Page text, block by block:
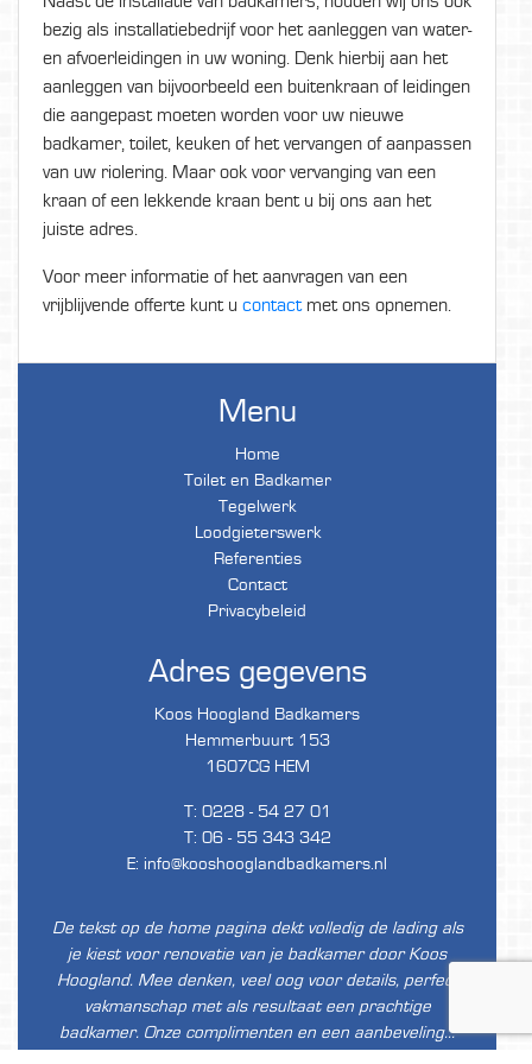
bezig als installatiebedrijf voor het aanleggen van water-
en afvoerleidingen in uw woning. Denk hierbij aan het
aanleggen van bijvoorbeeld een buitenkraan of leidingen
die aangepast moeten worden voor uw nieuwe
badkamer, toilet, keuken of het vervangen of aanpassen
van uw riolering. Maar ook voor vervanging van een
kraan of een lekkende kraan bent u bij ons aan het
juiste adres.
Voor meer informatie of het aanvragen van een
vrijblijvende offerte kunt u contactmet ons opnemen.
Menu
Home
Toilet en Badkamer
Tegelwerk
Loodgieterswerk
Referenties
Contact
Privacybeleid
Adres gegevens
Koos Hoogland Badkamers
Hemmerbuurt 153
1607CG HEM
T: 0228 - 54 27 01
T: 06 - 55 343 342
E: info@kooshooglandbadkamers.nl
De tekst op de home pagina dekt volledig de lading als
je kiest voor renovatie van je badkamer door Koos
Hoogland. Mee denken, veel oog voor details, perfect
vakmanschap met als resultaat een prachtige
badkamer. Onze complimenten en een aanbeveling…